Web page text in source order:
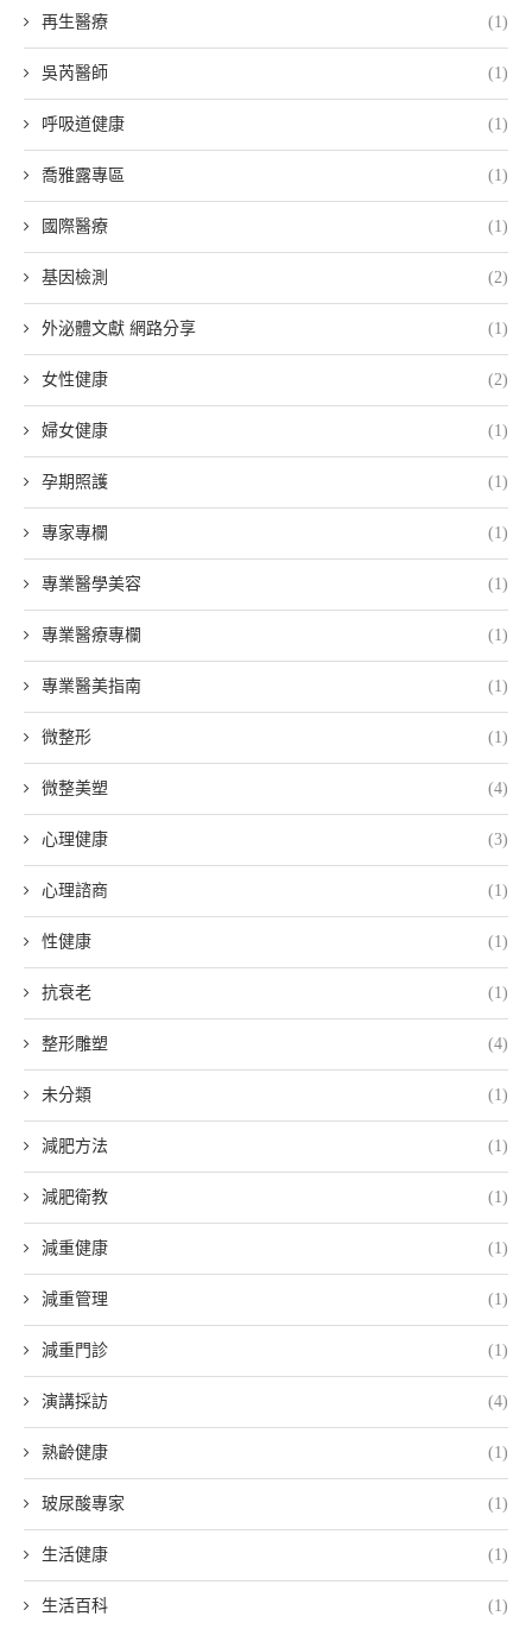
再生醫療 (1)
吳芮醫師 (1)
呼吸道健康 (1)
喬雅露專區 (1)
國際醫療 (1)
基因檢測 (2)
外泌體文獻 網路分享 (1)
女性健康 (2)
婦女健康 (1)
孕期照護 (1)
專家專欄 (1)
專業醫學美容 (1)
專業醫療專欄 (1)
專業醫美指南 (1)
微整形 (1)
微整美塑 (4)
心理健康 (3)
心理諮商 (1)
性健康 (1)
抗衰老 (1)
整形雕塑 (4)
未分類 (1)
減肥方法 (1)
減肥衛教 (1)
減重健康 (1)
減重管理 (1)
減重門診 (1)
演講採訪 (4)
熟齡健康 (1)
玻尿酸專家 (1)
生活健康 (1)
生活百科 (1)